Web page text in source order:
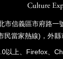
市信義區市府路一
民當家熱線)，外
以上、Firefox、